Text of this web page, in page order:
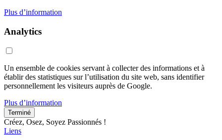
Plus d’information
Analytics
Un ensemble de cookies servant à collecter des informations et à
établir des statistiques sur l’utilisation du site web, sans identifier
personnellement les visiteurs auprès de Google.
Plus d’information
Terminé
Créez, Osez, Soyez Passionnés !
Liens